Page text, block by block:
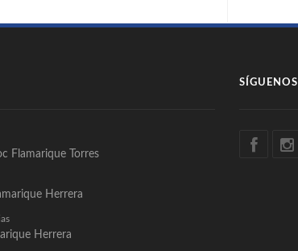
Flamarique Torres
Herrera
Herrera
SÍGUENOS